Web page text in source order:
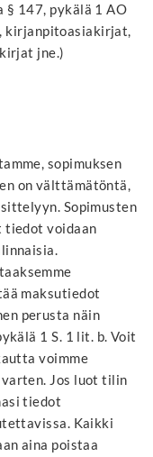
§ 147, pykälä 1 AO
kirjanpitoasiakirjat,
jne.)
sopimuksen
on välttämätöntä,
Sopimusten
voidaan
maksutiedot
perusta näin
1 S. 1 lit. b. Voit
voimme
Jos luot tilin
tiedot
Kaikki
aina poistaa